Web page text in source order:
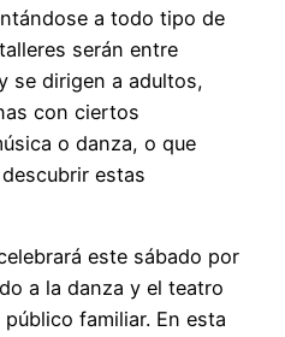
a todo tipo de
serán entre
se dirigen a adultos,
con ciertos
o danza, o que
estas
este sábado por
a la danza y el teatro
familiar. En esta